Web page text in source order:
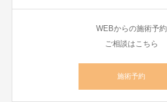
WEBからの施術予約
ご相談はこちら
施術予約